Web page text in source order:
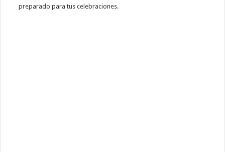
preparado para tus celebraciones.